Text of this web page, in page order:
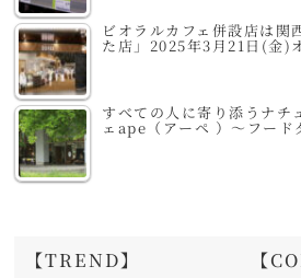
ビオラルカフェ併設店は関
た店」2025年3月21日(金)
すべての人に寄り添うナチ
ェape（アーペ ）～フード
【TREND】 【